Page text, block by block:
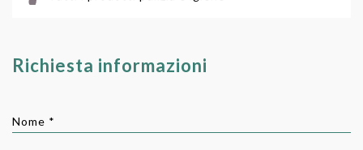
Richiesta informazioni
Nome *